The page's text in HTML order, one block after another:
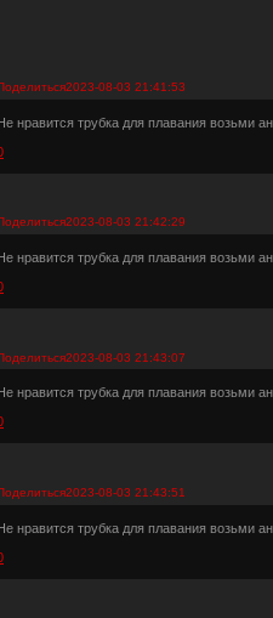
2023-08-03 21:41:53
нравится трубка для плавания возьми
2023-08-03 21:42:29
нравится трубка для плавания возьми
2023-08-03 21:43:07
Не нравится трубка для плавания возьми
2023-08-03 21:43:51
нравится трубка для плавания возьми